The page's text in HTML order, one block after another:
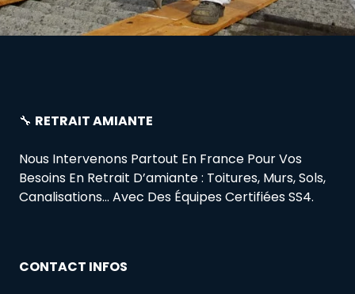
🔧 RETRAIT AMIANTE
Nous Intervenons Partout En France Pour Vos
Besoins En Retrait D’amiante : Toitures, Murs, Sols,
Canalisations… Avec Des Équipes Certifiées SS4.
CONTACT INFOS